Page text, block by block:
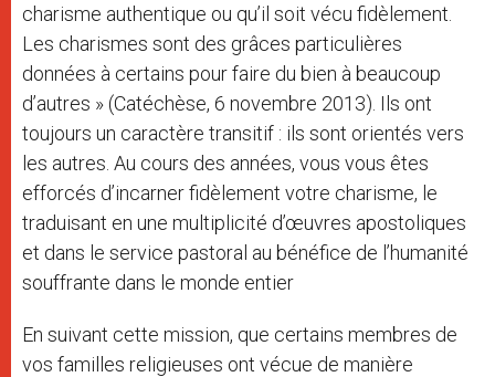
charisme authentique ou qu’il soit vécu fidèlement.
Les charismes sont des grâces particulières
données à certains pour faire du bien à beaucoup
d’autres » (Catéchèse, 6 novembre 2013). Ils ont
toujours un caractère transitif : ils sont orientés vers
les autres. Au cours des années, vous vous êtes
efforcés d’incarner fidèlement votre charisme, le
traduisant en une multiplicité d’œuvres apostoliques
et dans le service pastoral au bénéfice de l’humanité
souffrante dans le monde entier
En suivant cette mission, que certains membres de
vos familles religieuses ont vécue de manière